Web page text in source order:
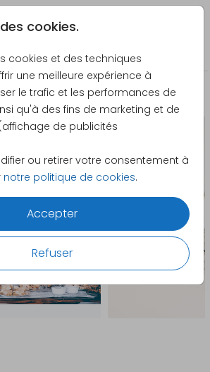
cookies.
cookies et des techniques
une meilleure expérience à
le trafic et les performances de
qu'à des fins de marketing et de
de publicités
ou retirer votre consentement à
notre politique de cookies.
Accepter
Refuser
Personnalisable avec
prénoms, date du mariage et
Facile à appliquer et à retirer
sans laisser de traces
Personnaliser un miroir de
mariage ou un panneau de
Regardez la vidéo pour
découvrir la pose et la
personnalisation !
Le sticker est livré sans miroir.
notre
votre